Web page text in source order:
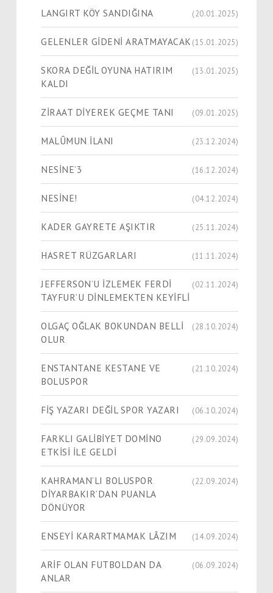
LANGIRT KÖY SANDIĞINA (20.01.2025)
GELENLER GİDENİ ARATMAYACAK (15.01.2025)
SKORA DEĞİL OYUNA HATIRIM
KALDI
(13.01.2025)
ZİRAAT DİYEREK GEÇME TANI (09.01.2025)
MALÛMUN İLANI (23.12.2024)
NESİNE’3 (16.12.2024)
NESİNE! (04.12.2024)
KADER GAYRETE AŞIKTIR (25.11.2024)
HASRET RÜZGARLARI (11.11.2024)
JEFFERSON’U İZLEMEK FERDİ
TAYFUR’U DİNLEMEKTEN KEYİFLİ
(02.11.2024)
OLGAÇ OĞLAK BOKUNDAN BELLİ
OLUR
(28.10.2024)
ENSTANTANE KESTANE VE
BOLUSPOR
(21.10.2024)
FİŞ YAZARI DEĞİL SPOR YAZARI (06.10.2024)
FARKLI GALİBİYET DOMİNO
ETKİSİ İLE GELDİ
(29.09.2024)
KAHRAMAN’LI BOLUSPOR
DİYARBAKIR’DAN PUANLA
DÖNÜYOR
(22.09.2024)
ENSEYİ KARARTMAMAK LÂZIM (14.09.2024)
ARİF OLAN FUTBOLDAN DA
ANLAR
(06.09.2024)